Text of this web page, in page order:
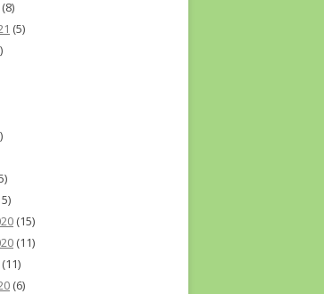
(8)
(5)
(15)
(11)
(11)
(6)